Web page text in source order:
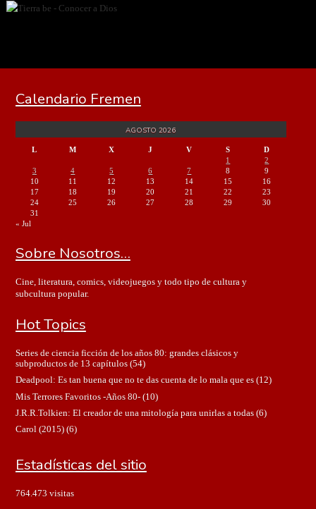
Calendario Fremen
AGOSTO 2026
L M X J V S
D
1
2
3
4 5 6 7 8
9
10
11 12 13 14 15
16
17
18 19 20 21 22
23
24
25 26 27 28 29
30
31
« Jul
Sobre Nosotros…
Cine, literatura, comics, videojuegos y todo tipo de cultura y
subcultura popular.
Hot Topics
Series de ciencia ficción de los años 80: grandes clásicos y
subproductos de 13 capítulos(54)
Deadpool: Es tan buena que no te das cuenta de lo mala que es(12)
Mis Terrores Favoritos -Años 80-(10)
J.R.R.Tolkien: El creador de una mitología para unirlas a todas(6)
Carol (2015)(6)
Estadísticas del sitio
764.473 visitas